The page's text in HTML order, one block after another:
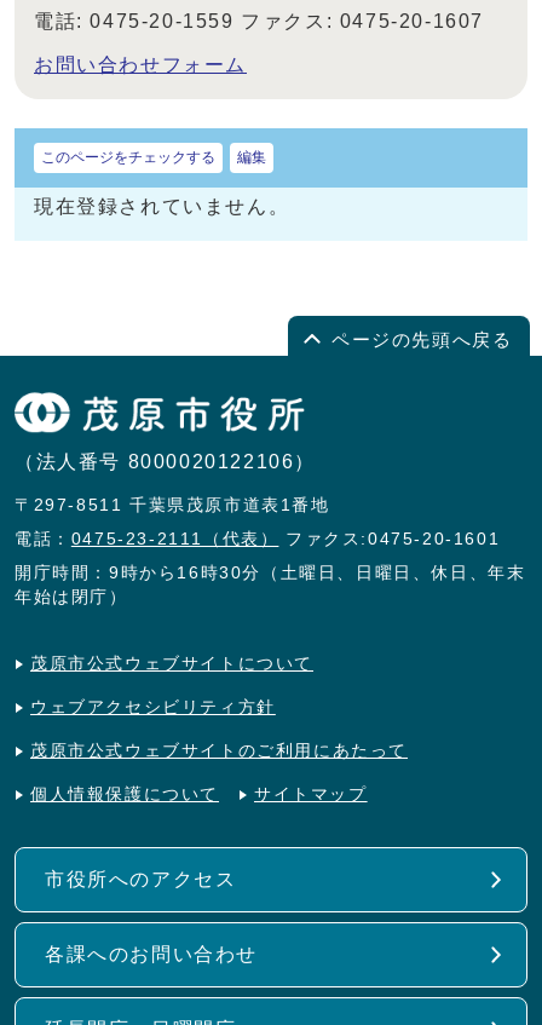
電話: 0475-20-1559 ファクス: 0475-20-1607
お問い合わせフォーム
このページをチェックする 編集
現在登録されていません。
ページの先頭へ戻る
（法人番号 8000020122106）
〒297-8511 千葉県茂原市道表1番地
電話： 0475-23-2111（代表）
ファクス:0475-20-1601
開庁時間：9時から16時30分（土曜日、日曜日、休日、年末
年始は閉庁）
茂原市公式ウェブサイトについて
ウェブアクセシビリティ方針
茂原市公式ウェブサイトのご利用にあたって
個人情報保護について サイトマップ
市役所へのアクセス
各課へのお問い合わせ